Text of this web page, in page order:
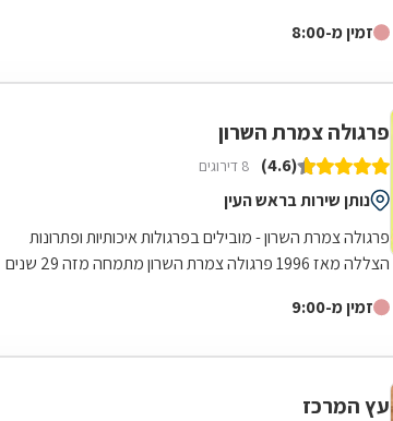
זמין מ-8:00
פרגולה צמרת השרון
(4.6) 8 דירוגים
נותן שירות בראש העין
פרגולה צמרת השרון - מובילים בפרגולות איכותיות ופתרונות
הצללה מאז 1996 פרגולה צמרת השרון מתמחה מזה 29 שנים
זמין מ-9:00
עץ המרכז